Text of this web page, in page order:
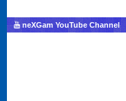
neXGam YouTube Channel